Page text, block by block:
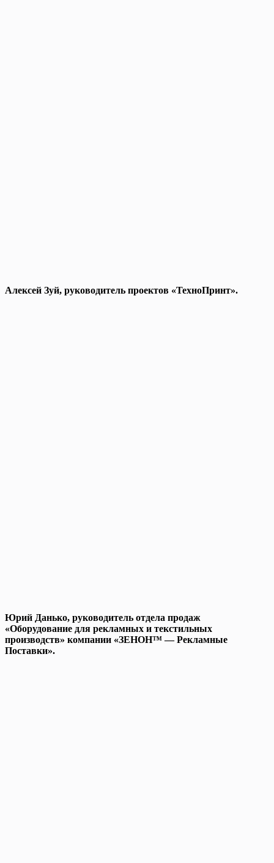
Алексей Зуй, руководитель проектов «ТехноПринт».
Юрий Данько, руководитель отдела продаж
«Оборудование для рекламных и текстильных
производств» компании «ЗЕНОН™ — Рекламные
Поставки».